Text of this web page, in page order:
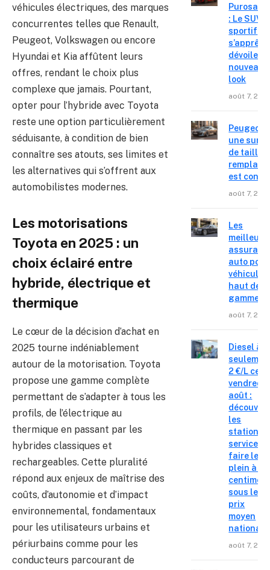
véhicules électriques, des marques
concurrentes telles que Renault,
Peugeot, Volkswagen ou encore
Hyundai et Kia affûtent leurs
offres, rendant le choix plus
complexe que jamais. Pourtant,
opter pour l’hybride avec Toyota
reste une option particulièrement
séduisante, à condition de bien
connaître ses atouts, ses limites et
les alternatives qui s’offrent aux
automobilistes modernes.
Les motorisations
Toyota en 2025 : un
choix éclairé entre
hybride, électrique et
thermique
Le cœur de la décision d’achat en
2025 tourne indéniablement
autour de la motorisation. Toyota
propose une gamme complète
permettant de s’adapter à tous les
profils, de l’électrique au
thermique en passant par les
hybrides classiques et
rechargeables. Cette pluralité
répond aux enjeux de maîtrise des
coûts, d’autonomie et d’impact
environnemental, fondamentaux
pour les utilisateurs urbains et
périurbains comme pour les
conducteurs parcourant de
: Le SUV
sportif
s’apprête
dévoiler
nouveau
look
août 7,
Peugeot
une
de taille,
est
août 7,
Les
auto pour
véhicules
haut de
gamme
août 7,
Diesel à
2 €/L ce
vendredi
août :
les
stations-
service où
faire le
plein à 19
centimes
sous le
prix
moyen
national
août 7,